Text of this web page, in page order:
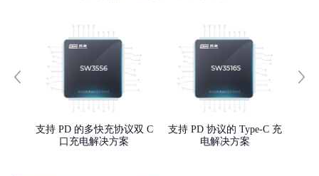
支持 PD 的多快充协议双 C
口充电解决方案
支持 PD 协议的 Type-C 充
电解决方案